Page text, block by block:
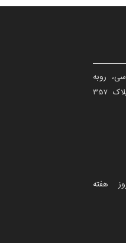
روبه
روی خیابان نوفل لوشاتو، پلاک 357
هفته